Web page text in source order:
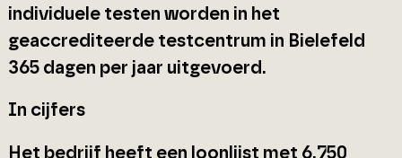
individuele testen worden in het
geaccrediteerde testcentrum in Bielefeld
365 dagen per jaar uitgevoerd.
In cijfers
Het bedrijf heeft een loonlijst met 6.750